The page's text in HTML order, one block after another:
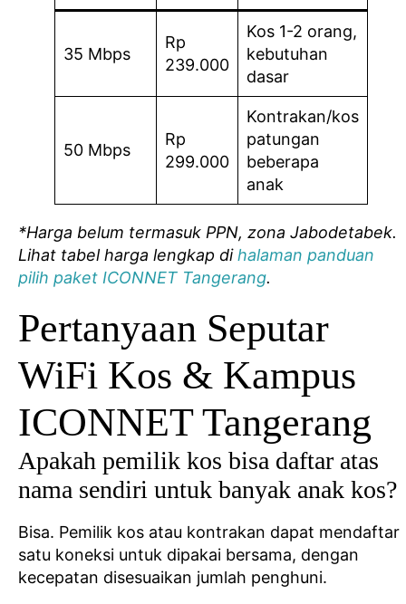
35 Mbps
Rp
239.000
Kos 1-2 orang,
kebutuhan
dasar
50 Mbps
Rp
299.000
Kontrakan/kos
patungan
beberapa
anak
*Harga belum termasuk PPN, zona Jabodetabek.
Lihat tabel harga lengkap dihalaman panduan
pilih paket ICONNET Tangerang.
Pertanyaan Seputar
WiFi Kos & Kampus
ICONNET Tangerang
Apakah pemilik kos bisa daftar atas
nama sendiri untuk banyak anak kos?
Bisa. Pemilik kos atau kontrakan dapat mendaftar
satu koneksi untuk dipakai bersama, dengan
kecepatan disesuaikan jumlah penghuni.